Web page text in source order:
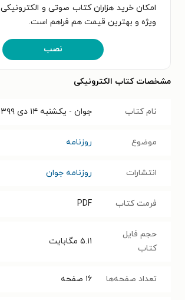
امکان خرید هزاران کتاب صوتی و
ویژه و بهترین قیمت هم فراهم است.
نصب
مشخصات کتاب الکترونیکی
نام کتاب جوان - يکشنبه ۱۴ دی ۱۳۹۹
موضوع روزنامه
انتشارات روزنامه جوان
فرمت کتاب PDF
حجم فایل
کتاب
۵.۱۱ مگابایت
تعداد صفحه‌ها ۱۶ صفحه